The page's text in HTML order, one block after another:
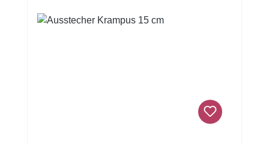
mit den verschiedenen Ausstechern in die